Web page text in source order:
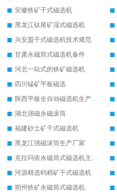
安徽铁矿干式磁选机
黑龙江钛尾矿湿式磁选机
兴安盟干式磁选机技术规范
甘肃永磁筒式磁选机备件
河北一站式的铁矿磁选机
四川锰矿平板磁选
陕西平板全自动磁选机生产厂家
湖北强磁永磁滚筒
福建砂土矿干式磁选机
黑龙江强磁滚筒生产厂家
克拉玛依永磁筒式磁选机主要技术参数
河源精选钨精矿干式磁选机
朔州铁矿永磁筒式磁选机